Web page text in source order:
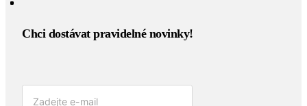
Chci dostávat pravidelné novinky!​